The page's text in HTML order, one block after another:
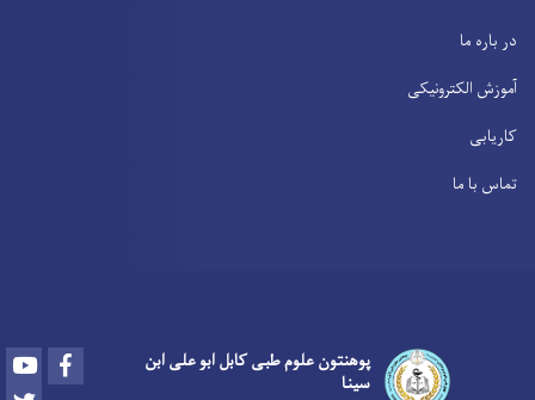
در باره ما
آموزش الکترونیکی
کاریابی
تماس با ما
پوهنتون علوم طبی کابل ابو علی ابن
سینا
Youtube